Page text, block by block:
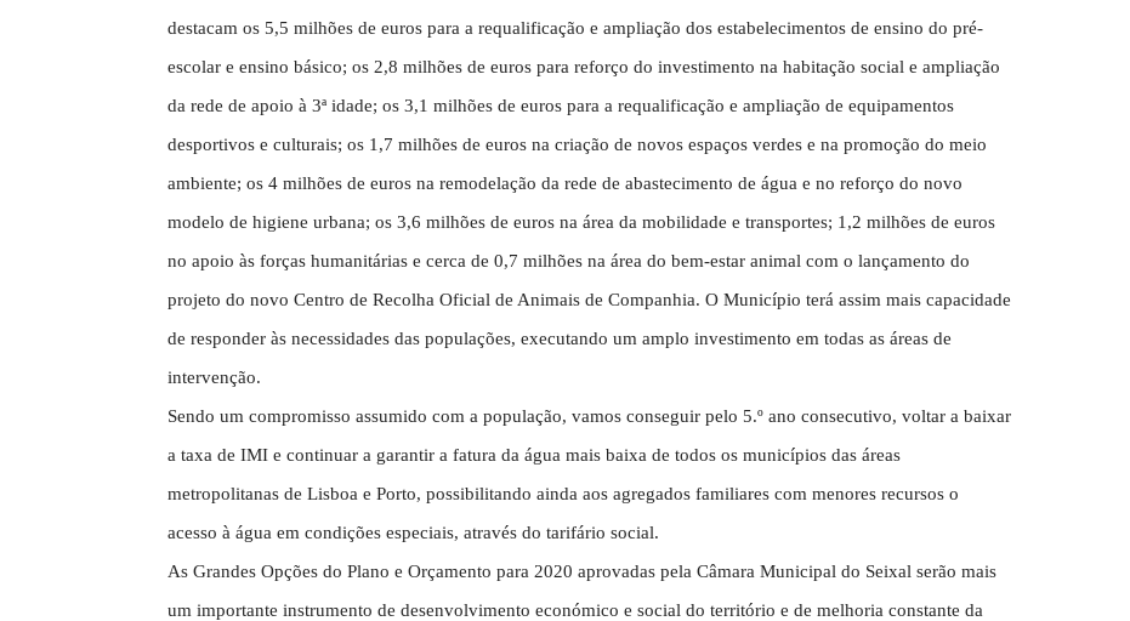
destacam os 5,5 milhões de euros para a requalificação e ampliação dos estabelecimentos de ensino do pré-
escolar e ensino básico; os 2,8 milhões de euros para reforço do investimento na habitação social e ampliação
da rede de apoio à 3ª idade; os 3,1 milhões de euros para a requalificação e ampliação de equipamentos
desportivos e culturais; os 1,7 milhões de euros na criação de novos espaços verdes e na promoção do meio
ambiente; os 4 milhões de euros na remodelação da rede de abastecimento de água e no reforço do novo
modelo de higiene urbana; os 3,6 milhões de euros na área da mobilidade e transportes; 1,2 milhões de euros
no apoio às forças humanitárias e cerca de 0,7 milhões na área do bem-estar animal com o lançamento do
projeto do novo Centro de Recolha Oficial de Animais de Companhia. O Município terá assim mais capacidade
de responder às necessidades das populações, executando um amplo investimento em todas as áreas de
intervenção.
Sendo um compromisso assumido com a população, vamos conseguir pelo 5.º ano consecutivo, voltar a baixar
a taxa de IMI e continuar a garantir a fatura da água mais baixa de todos os municípios das áreas
metropolitanas de Lisboa e Porto, possibilitando ainda aos agregados familiares com menores recursos o
acesso à água em condições especiais, através do tarifário social.
As Grandes Opções do Plano e Orçamento para 2020 aprovadas pela Câmara Municipal do Seixal serão mais
um importante instrumento de desenvolvimento económico e social do território e de melhoria constante da